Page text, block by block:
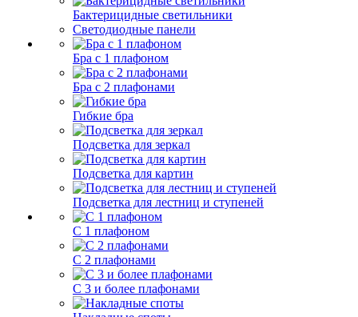
Бактерицидные светильники
Светодиодные панели
Бра с 1 плафоном
Бра с 2 плафонами
Гибкие бра
Подсветка для зеркал
Подсветка для картин
Подсветка для лестниц и ступеней
С 1 плафоном
С 2 плафонами
С 3 и более плафонами